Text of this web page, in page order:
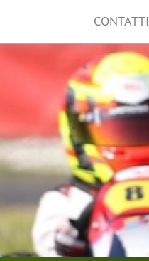
CONTATTI